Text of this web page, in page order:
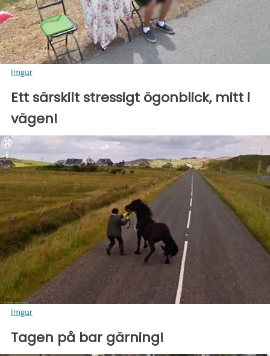
Imgur
Ett särskilt stressigt ögonblick, mitt i
vägen!
Imgur
Tagen på bar gärning!